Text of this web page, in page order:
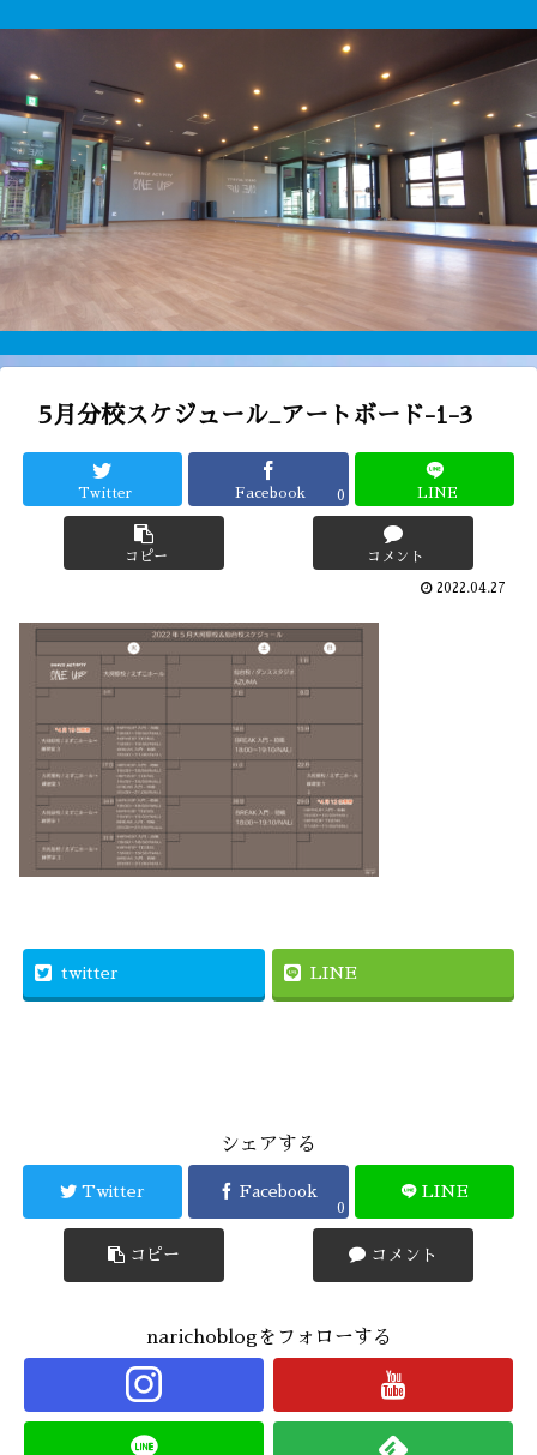
5月分校スケジュール_アートボード-1-3
Twitter Facebook 0 LINE
コピー コメント
2022.04.27
twitter LINE
シェアする
Twitter Facebook
0
LINE
コピー コメント
narichoblogをフォローする